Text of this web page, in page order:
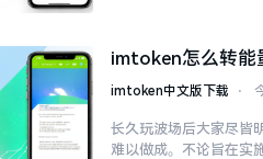
imtoken怎么转能
imtoken中文版下载 ⋅
长久玩波场后大家尽皆
难以做成。不论旨在实